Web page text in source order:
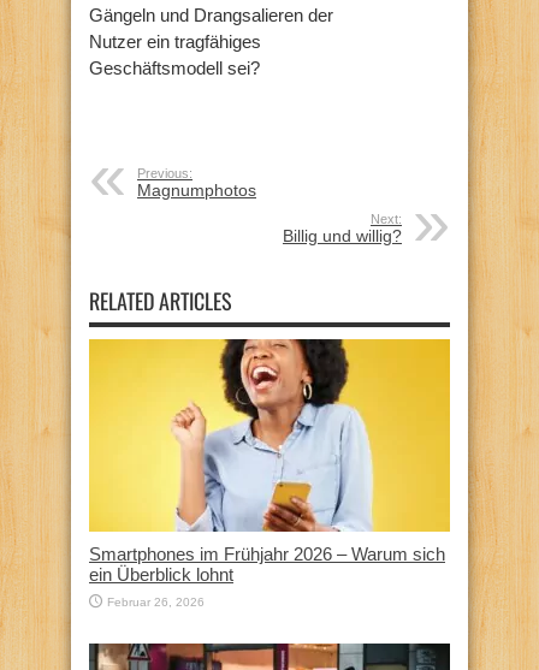
Gängeln und Drangsalieren der
Nutzer ein tragfähiges
Geschäftsmodell sei?
Previous:
Magnumphotos
Next:
Billig und willig?
RELATED ARTICLES
Smartphones im Frühjahr 2026 – Warum sich
ein Überblick lohnt
Februar 26, 2026